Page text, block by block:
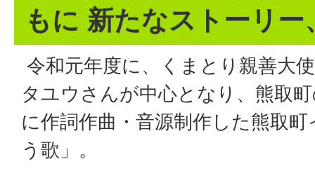
もに 新たなストーリ
令和元年度に、くまとり親善大
タユウさんが中心となり、熊取
に作詞作曲・音源制作した熊取
う歌」。